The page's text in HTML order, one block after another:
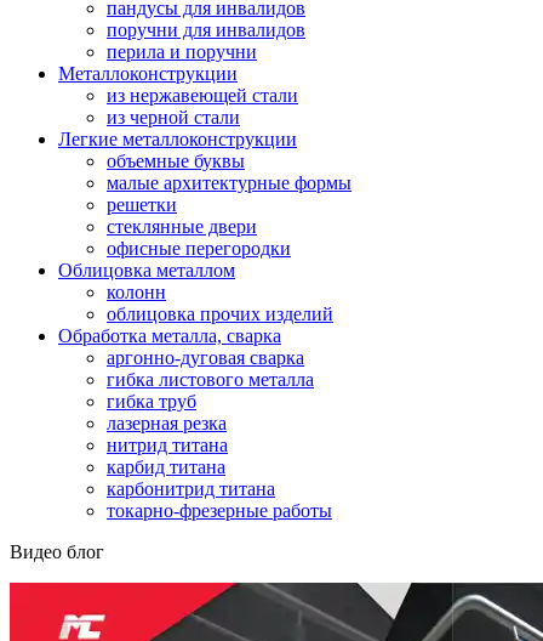
пандусы для инвалидов
поручни для инвалидов
перила и поручни
Металлоконструкции
из нержавеющей стали
из черной стали
Легкие металлоконструкции
объемные буквы
малые архитектурные формы
решетки
стеклянные двери
офисные перегородки
Облицовка металлом
колонн
облицовка прочих изделий
Обработка металла, сварка
аргонно-дуговая сварка
гибка листового металла
гибка труб
лазерная резка
нитрид титана
карбид титана
карбонитрид титана
токарно-фрезерные работы
Видео блог